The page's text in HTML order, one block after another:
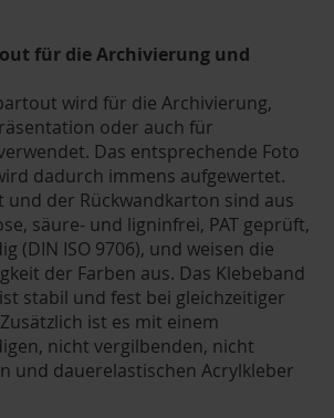
für die Archivierung und
wird für die Archivierung,
oder auch für
Das entsprechende Foto
dadurch immens aufgewertet.
und der Rückwandkarton sind aus
säure- und ligninfrei, PAT geprüft,
(DIN ISO 9706), und weisen die
der Farben aus. Das Klebeband
stabil und fest bei gleichzeitiger
ist es mit einem
nicht vergilbenden, nicht
und dauerelastischen Acrylkleber